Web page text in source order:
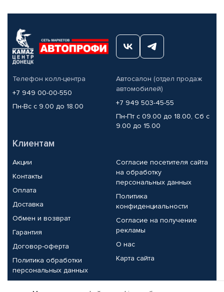
Телефон колл-центра
+7 949 00-00-550
Пн-Вс с 9.00 до 18.00
Автосалон (отдел продаж
автомобилей)
+7 949 503-45-55
Пн-Пт с 09.00 до 18.00, Сб с
9.00 до 15.00
Клиентам
Акции
Контакты
Оплата
Доставка
Обмен и возврат
Гарантия
Договор-оферта
Политика обработки
персональных данных
Согласие посетителя сайта
на обработку
персональных данных
Политика
конфиденциальности
Согласие на получение
рекламы
О нас
Карта сайта